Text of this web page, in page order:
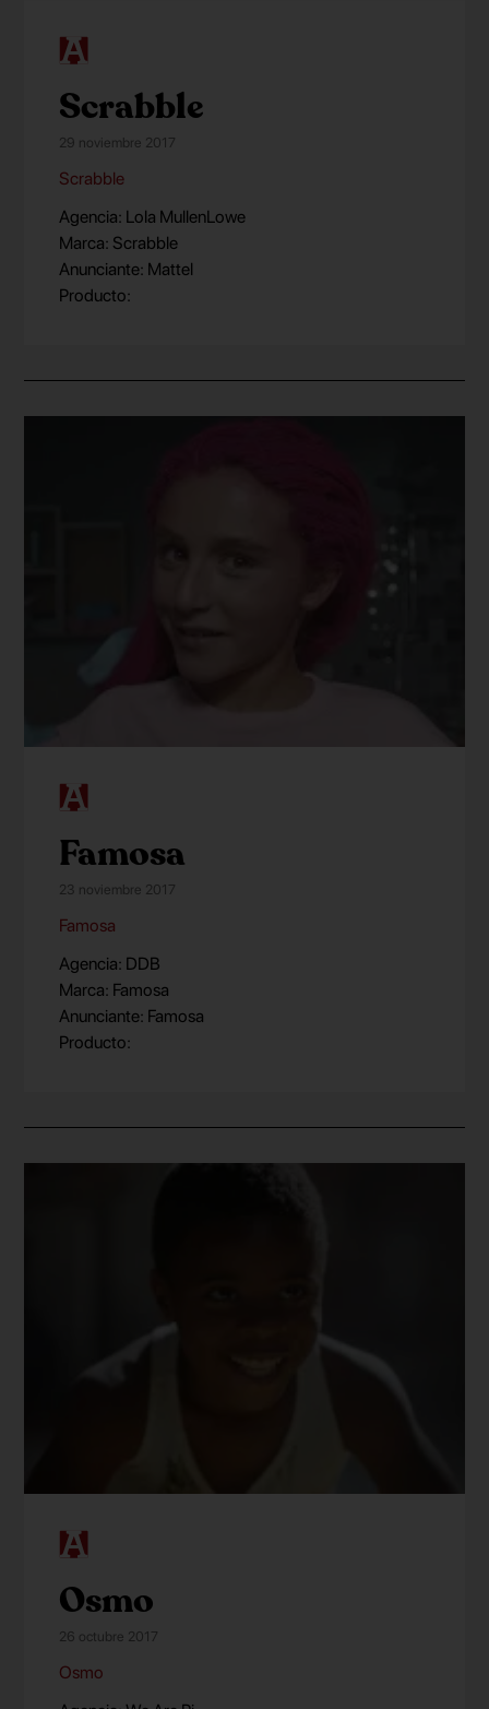
Scrabble
29 noviembre 2017
Scrabble
Agencia: Lola MullenLowe
Marca: Scrabble
Anunciante: Mattel
Producto:
Famosa
23 noviembre 2017
Famosa
Agencia: DDB
Marca: Famosa
Anunciante: Famosa
Producto:
Osmo
26 octubre 2017
Osmo